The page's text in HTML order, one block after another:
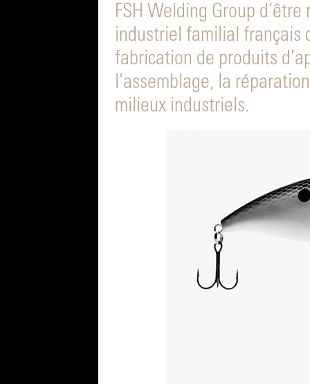
FSH Welding Group
industriel familial français
fabrication de produits
l’assemblage, la
milieux industriels.